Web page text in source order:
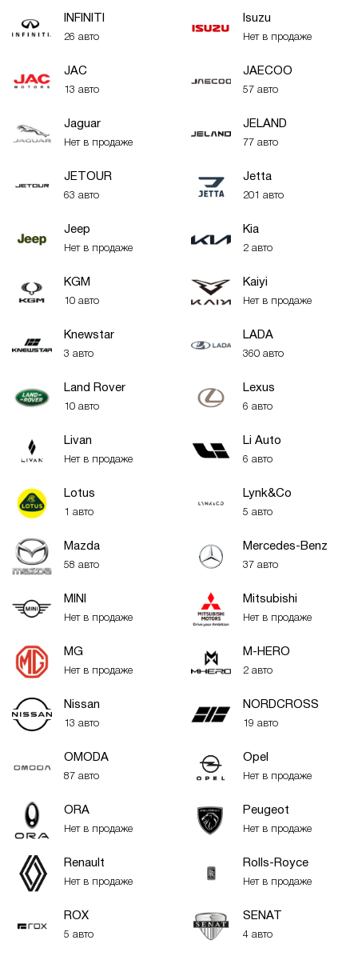
INFINITI
26 авто
Isuzu
Нет в продаже
JAC
13 авто
JAECOO
57 авто
Jaguar
Нет в продаже
JELAND
77 авто
JETOUR
63 авто
Jetta
201 авто
Jeep
Нет в продаже
Kia
2 авто
KGM
10 авто
Kaiyi
Нет в продаже
Knewstar
3 авто
LADA
360 авто
Land Rover
10 авто
Lexus
6 авто
Livan
Нет в продаже
Li Auto
6 авто
Lotus
1 авто
Lynk&Co
5 авто
Mazda
58 авто
Mercedes-Benz
37 авто
MINI
Нет в продаже
Mitsubishi
Нет в продаже
MG
Нет в продаже
M-HERO
2 авто
Nissan
13 авто
NORDCROSS
19 авто
OMODA
87 авто
Opel
Нет в продаже
ORA
Нет в продаже
Peugeot
Нет в продаже
Renault
Нет в продаже
Rolls-Royce
Нет в продаже
ROX
5 авто
SENAT
4 авто